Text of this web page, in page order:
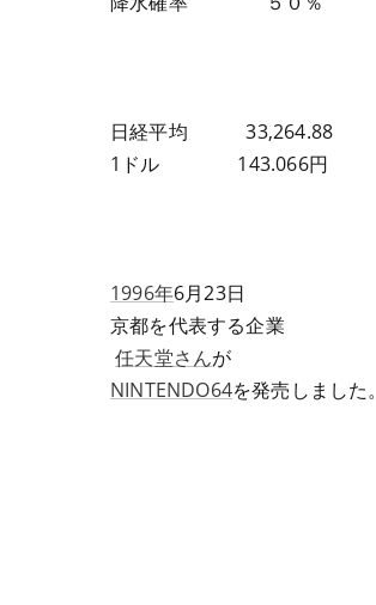
日経平均 33,264.88
1ドル 143.066円
1996年6月23日
京都を代表する企業
任天堂さんが
NINTENDO64を発売しました。